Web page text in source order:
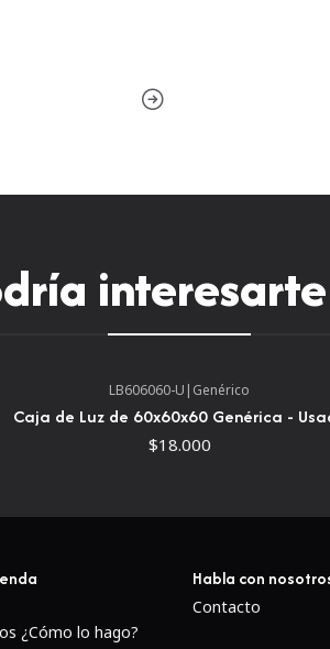
LB606060-U | Genérico
Caja de Luz de 60x60x60 Genérica -
$18.000
¿Cómo lo hago?
Habla con
Contacto